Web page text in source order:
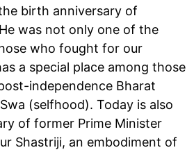
birth anniversary of
was not only one of the
who fought for our
a special place among those
independence Bharat
(selfhood). Today is also
of former Prime Minister
Shastriji, an embodiment of